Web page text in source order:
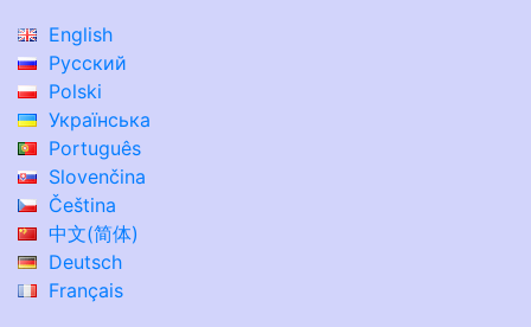
English
Русский
Polski
Українська
Português
Slovenčina
Čeština
中文(简体)
Deutsch
Français